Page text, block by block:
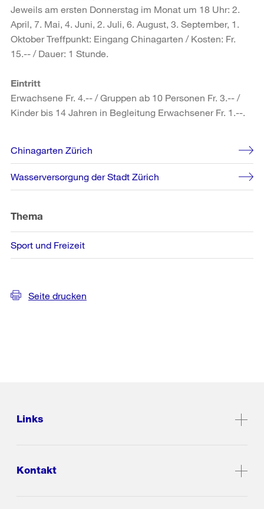
Jeweils am ersten Donnerstag im Monat um 18 Uhr: 2.
April, 7. Mai, 4. Juni, 2. Juli, 6. August, 3. September, 1.
Oktober Treffpunkt: Eingang Chinagarten / Kosten: Fr.
15.-- / Dauer: 1 Stunde.
Eintritt
Erwachsene Fr. 4.-- / Gruppen ab 10 Personen Fr. 3.-- /
Kinder bis 14 Jahren in Begleitung Erwachsener Fr. 1.--.
Weitere
Informationen
Chinagarten Zürich
Wasserversorgung der Stadt Zürich
Thema
Sport und Freizeit
Seite drucken
Links
Kontakt